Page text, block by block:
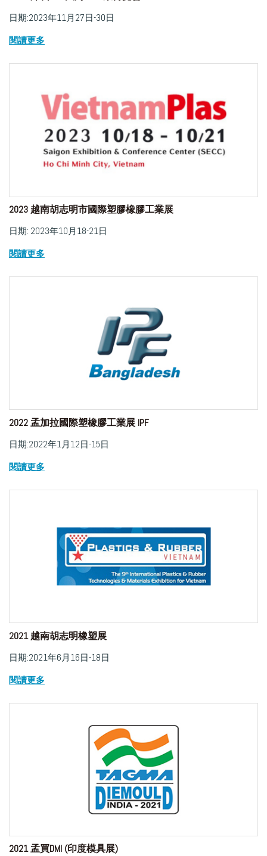
日期:2023年11月27日-30日
閱讀更多
2023 越南胡志明市國際塑膠橡膠工業展
日期: 2023年10月18-21日
閱讀更多
2022 孟加拉國際塑橡膠工業展 IPF
日期:2022年1月12日-15日
閱讀更多
2021 越南胡志明橡塑展
日期:2021年6月16日-18日
閱讀更多
2021 孟買DMI (印度模具展)